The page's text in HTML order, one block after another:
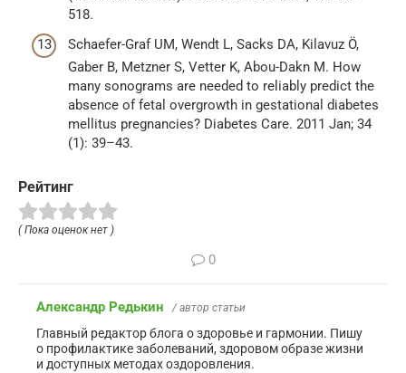
518.
Schaefer-Graf UM, Wendt L, Sacks DA, Kilavuz Ö,
Gaber B, Metzner S, Vetter K, Abou-Dakn M. How
many sonograms are needed to reliably predict the
absence of fetal overgrowth in gestational diabetes
mellitus pregnancies? Diabetes Care. 2011 Jan; 34
(1): 39–43.
Рейтинг
( Пока оценок нет )
0
Александр Редькин / автор статьи
Главный редактор блога о здоровье и гармонии. Пишу
о профилактике заболеваний, здоровом образе жизни
и доступных методах оздоровления.